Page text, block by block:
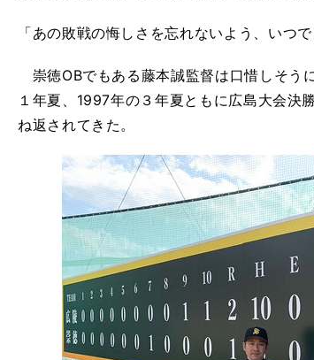
「あの敗戦の悔しさを忘れないよう、いつ
崇徳OBでもある藤本誠監督は口惜しそう
１年夏、1997年の３年夏ともに広島大会決
ね返されてきた。